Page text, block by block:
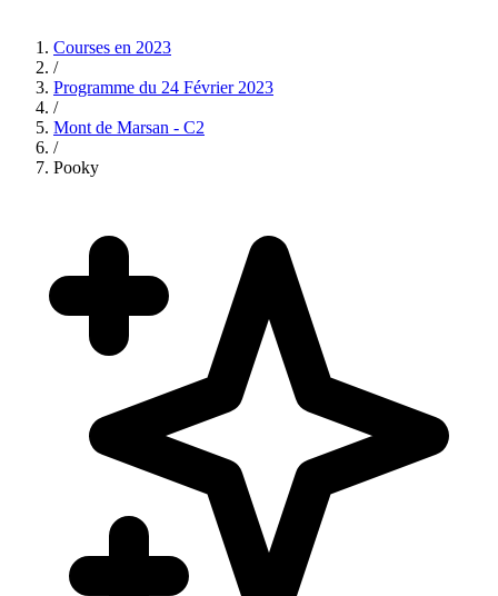
Courses en 2023
/
Programme du 24 Février 2023
/
Mont de Marsan - C2
/
Pooky